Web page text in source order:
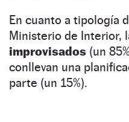
En cuanto a tipología
Ministerio de Interior,
improvisados (un
conllevan una
parte (un 15%).